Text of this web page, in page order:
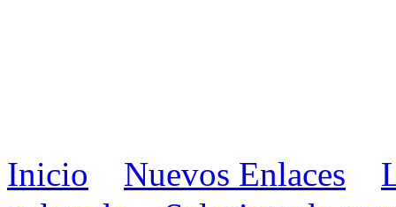
Inicio Nuevos Enlaces